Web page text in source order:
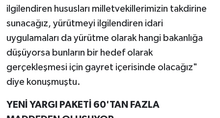
ilgilendiren hususları milletvekillerimizin takdirine
sunacağız, yürütmeyi ilgilendiren idari
uygulamaları da yürütme olarak hangi bakanlığa
düşüyorsa bunların bir hedef olarak
gerçekleşmesi için gayret içerisinde olacağız"
diye konuşmuştu.
YENİ YARGI PAKETİ 60'TAN FAZLA